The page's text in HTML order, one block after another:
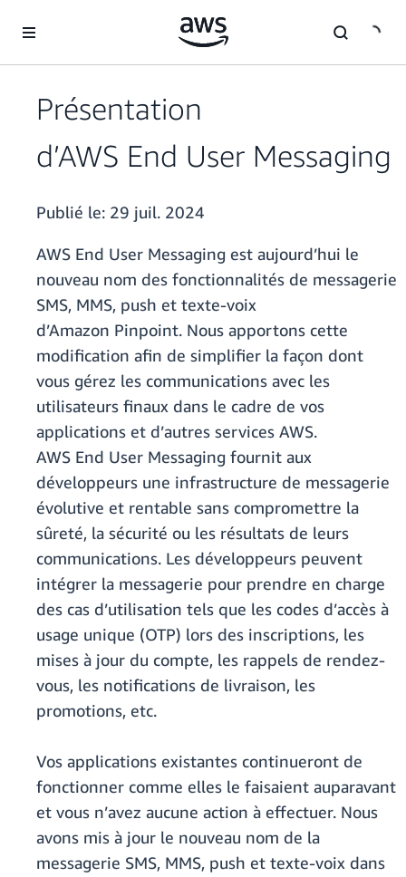
Présentation
d’AWS End User Messaging
Publié le: 29 juil. 2024
AWS End User Messaging est aujourd’hui le
nouveau nom des fonctionnalités de messagerie
SMS, MMS, push et texte-voix
d’Amazon Pinpoint. Nous apportons cette
modification afin de simplifier la façon dont
vous gérez les communications avec les
utilisateurs finaux dans le cadre de vos
applications et d’autres services AWS.
AWS End User Messaging fournit aux
développeurs une infrastructure de messagerie
évolutive et rentable sans compromettre la
sûreté, la sécurité ou les résultats de leurs
communications. Les développeurs peuvent
intégrer la messagerie pour prendre en charge
des cas d’utilisation tels que les codes d’accès à
usage unique (OTP) lors des inscriptions, les
mises à jour du compte, les rappels de rendez-
vous, les notifications de livraison, les
promotions, etc.
Vos applications existantes continueront de
fonctionner comme elles le faisaient auparavant
et vous n’avez aucune action à effectuer. Nous
avons mis à jour le nouveau nom de la
messagerie SMS, MMS, push et texte-voix dans